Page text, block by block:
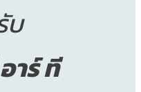
บ
าร์ ที